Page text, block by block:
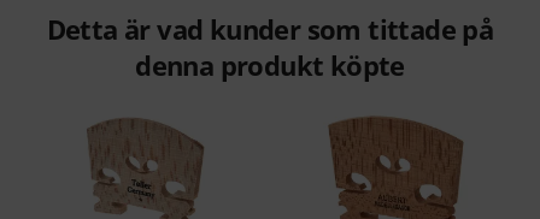
Detta är vad kunder som tittade på
denna produkt köpte